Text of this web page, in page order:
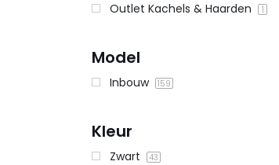
Outlet Kachels & Haarden 1
Model
Inbouw 159
Kleur
Zwart 43